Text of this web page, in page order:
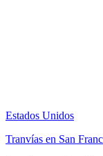
Estados Unidos
Tranvías en San